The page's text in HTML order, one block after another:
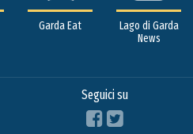
Garda Eat
Lago di Garda
News
Seguici su